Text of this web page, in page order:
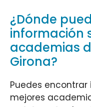
¿Dónde
información
academias
Girona?
Puedes
mejores